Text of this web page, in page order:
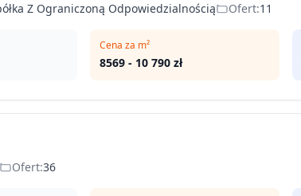
Z Ograniczoną Odpowiedzialnością Ofert:11
Cena za m²
8569 - 10 790 zł
Ofert:36